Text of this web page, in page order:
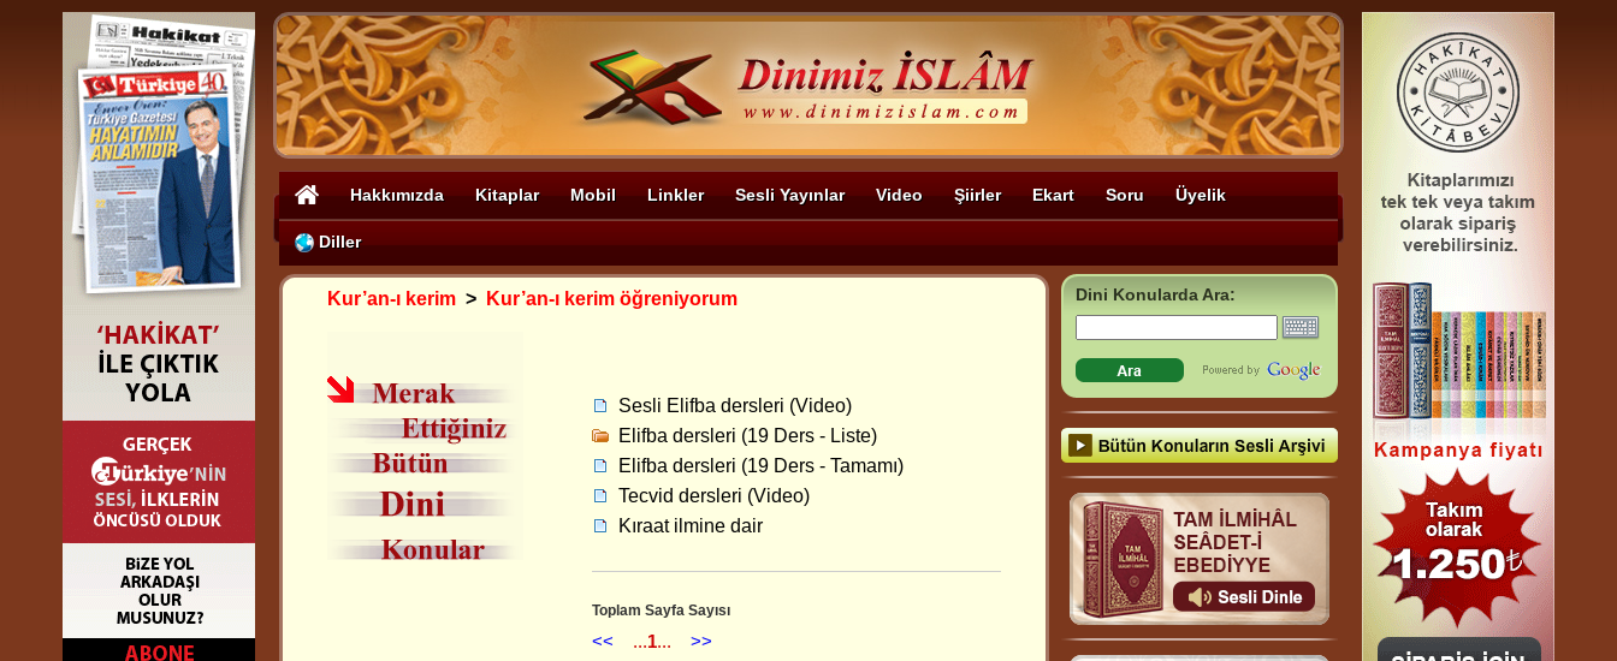
Hakkımızda Kitaplar Mobil Linkler Sesli Yayınlar Video Şiirler Ekart Soru Üyelik
Diller
Kur’an-ı kerim > Kur’an-ı kerim öğreniyorum
Sesli Elifba dersleri (Video)
Elifba dersleri (19 Ders - Liste)
Elifba dersleri (19 Ders - Tamamı)
Tecvid dersleri (Video)
Kıraat ilmine dair
Toplam Sayfa Sayısı
<< ...1... >>
Dini Konularda Ara: